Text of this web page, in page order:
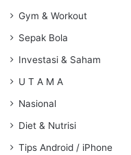
Gym & Workout
Sepak Bola
Investasi & Saham
U T A M A
Nasional
Diet & Nutrisi
Tips Android / iPhone